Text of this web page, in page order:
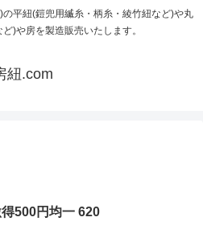
平紐(鎧兜用縅糸・柄糸・綾竹紐など)や丸
)や房を製造販売いたします。
紐.com
500円均一 620